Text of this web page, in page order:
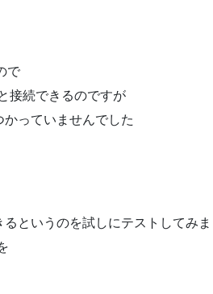
で
接続できるのですが
っていませんでした
というのを試しにテストしてみ